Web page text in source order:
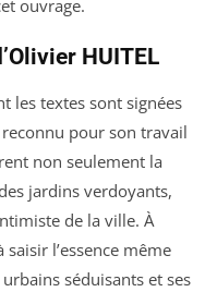
ouvrage.
HUITEL
les textes sont signées
pour son travail
non seulement la
jardins verdoyants,
de la ville. À
l’essence même
séduisants et ses